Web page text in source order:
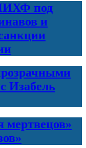
под
и
Изабель
мертвецов»